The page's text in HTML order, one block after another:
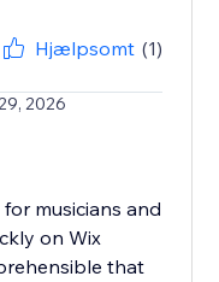
Hjælpsomt (1)
2026
musicians and
on Wix
that